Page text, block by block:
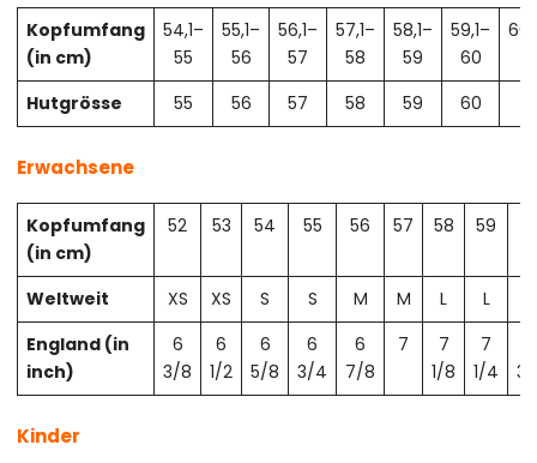
Kopfumfang
(in cm)
54,1–
55
55,1–
56
56,1–
57
57,1–
58
58,1–
59
59,1–
60
Hutgrösse
55 56 57 58 59 60
Erwachsene
Kopfumfang
(in cm)
52 53 54 55 56 57 58 59
Weltweit XS XS S S M M L L
England (in
inch)
6
3/8
6
1/2
6
5/8
6
3/4
6
7/8
7
7
1/8
7
1/4
Kinder